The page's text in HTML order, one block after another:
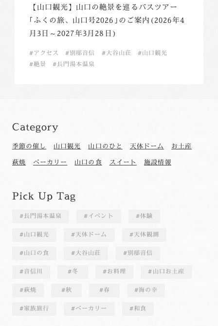
【山口観光】山口の絶景を巡るバスツアー
｢ふくの旅、山口号2026｣のご案内(2026年4
月3日～2027年3月28日)
アクセス 別邸音信 大谷山荘
山口観光
絶景
長門湯本温泉
Category
季節の催し 山口観光 山口のひと 天体ドーム
お土産
萩焼
ベーカリー 山口の食 スイート 施設情報
Pick Up Tag
長門湯本温泉 イベント 体験
山口観光 天体ドーム 天体観測
山口の食 大谷山荘 別邸音信
音信川 冬 お料理 山口お土産
萩焼 秋 春 海の幸
家族旅行 ベーカリー 和食